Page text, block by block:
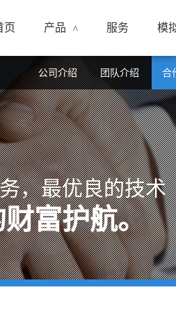
页 产品 < 服务 模
公司介绍 团队介绍 合
，最优良的技术
富护航。